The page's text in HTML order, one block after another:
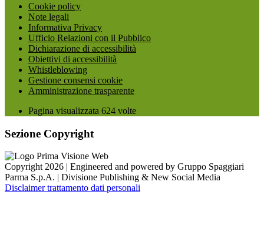
Cookie policy
Note legali
Informativa Privacy
Ufficio Relazioni con il Pubblico
Dichiarazione di accessibilità
Obiettivi di accessibilità
Whistleblowing
Gestione consensi cookie
Amministrazione trasparente
Pagina visualizzata 624 volte
Sezione Copyright
Copyright 2026 | Engineered and powered by Gruppo Spaggiari
Parma S.p.A. | Divisione Publishing & New Social Media
Disclaimer trattamento dati personali